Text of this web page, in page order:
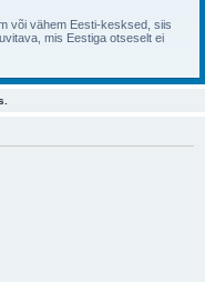
või vähem Eesti-kesksed, siis
mis Eestiga otseselt ei